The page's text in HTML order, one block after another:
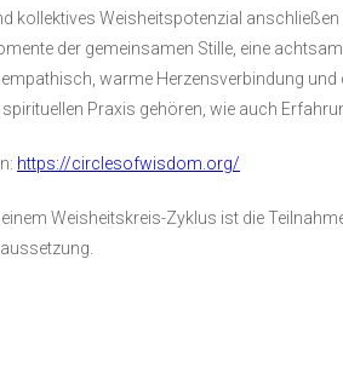
kollektives Weisheitspotenzial
der gemeinsamen Stille, eine
warme Herzensverbindung
Praxis gehören, wie auch
https://circlesofwisdom.org/
Weisheitskreis-Zyklus ist die